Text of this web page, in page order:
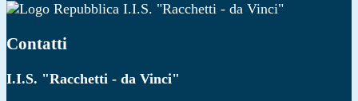
I.I.S. "Racchetti - da Vinci"
Contatti
I.I.S. "Racchetti - da Vinci"